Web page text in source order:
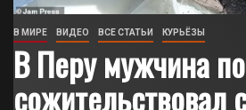
В МИРЕ ВИДЕО ВСЕ СТАТЬИ КУРЬЁЗЫ
В Перу мужчина
сожительствовал